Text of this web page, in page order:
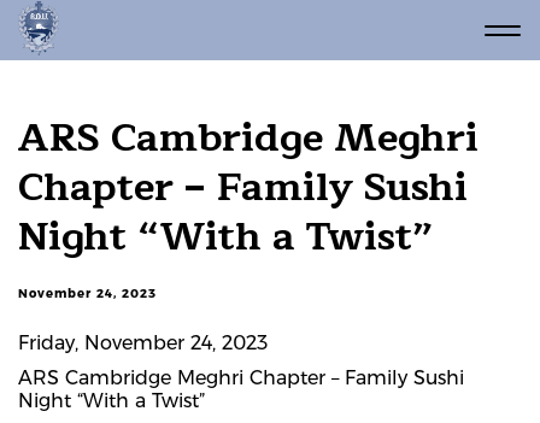
ARS Cambridge Meghri
Chapter – Family Sushi
Night “With a Twist”
November 24, 2023
Friday, November 24, 2023
ARS Cambridge Meghri Chapter – Family Sushi
Night “With a Twist”